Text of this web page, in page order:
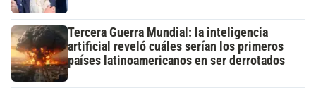
Tercera Guerra Mundial: la inteligencia
artificial reveló cuáles serían los primeros
países latinoamericanos en ser derrotados